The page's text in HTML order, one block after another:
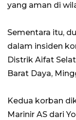
yang aman di
Sementara itu,
dalam insiden
Distrik Aifat
Barat Daya,
Kedua korban
Marinir AS dari